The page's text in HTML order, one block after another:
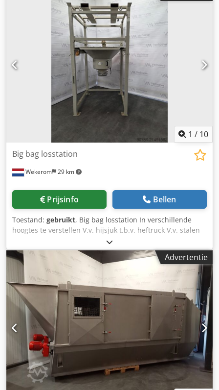
1.750. Dit apparaat is ideaal voor het opzuigen of inblazen
van verpakkingschips (vulmateriaal) in en uit dozen. Het
vergemakkelijkt het snel vullen en legen van verpakkingen
en is ideaal voor verzending, opslag en logistiek.
Eigenschappen: Voor het opzuigen en inblazen van
verpakkingschips Geschikt voor dozen en andere
verpakkingsmaterialen Robuuste uitvoering Ideaal voor
verzend- en opslagbedrijven Dedpfsxiv Erex Agljck De
leveringsomvang en de staat komen overeen met de
getoonde foto's.
1 / 10
Wekerom 29 km
Big bag losstation
Prijsinfo Bellen
Toestand: gebruikt, Big bag losstation In verschillende
hoogtes te verstellen V.v. hijsjuk t.b.v. heftruck V.v. stalen
trechter met trilmotor Djdpfeyt N N Tex Aglock
Advertentie